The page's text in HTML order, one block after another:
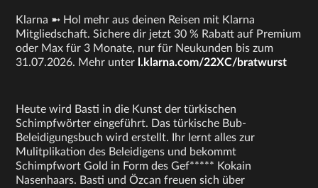
Klarna ➼ Hol mehr aus deinen Reisen mit Klarna
Mitgliedschaft. Sichere dir jetzt 30 % Rabatt auf Premium
oder Max für 3 Monate, nur für Neukunden bis zum
31.07.2026. Mehr unter l.klarna.com/22XC/bratwurst
Heute wird Basti in die Kunst der türkischen
Schimpfwörter eingeführt. Das türkische Bub-
Beleidigungsbuch wird erstellt. Ihr lernt alles zur
Mulitplikation des Beleidigens und bekommt
Schimpfwort Gold in Form des Gef***** Kokain
Nasenhaars. Basti und Özcan freuen sich über